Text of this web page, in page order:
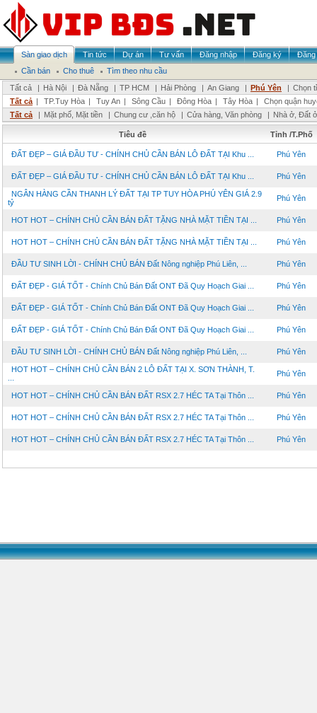
Sàn giao dịch Tin tức Dự án Tư vấn Đăng nhập Đăng ký
Đăng
Cần bán
Cho thuê
Tìm theo nhu cầu
Tất cả
| Hà Nội | Đà Nẵng | TP HCM | Hải Phòng | An Giang | Phú Yên | Chọn
Tất cả | TP.Tuy Hòa | Tuy An | Sông Cầu | Đông Hòa | Tây Hòa |
Chọn quận
Tất cả
| Mặt phố, Mặt tiền | Chung cư ,căn hộ | Cửa hàng, Văn phòng | Nhà ở, Đất ở
Tiêu đề Tỉnh /T.Phố
ĐẤT ĐẸP – GIÁ ĐẦU TƯ - CHÍNH CHỦ CẦN BÁN LÔ ĐẤT TẠI Khu ... Phú Yên
ĐẤT ĐẸP – GIÁ ĐẦU TƯ - CHÍNH CHỦ CẦN BÁN LÔ ĐẤT TẠI Khu ... Phú Yên
NGÂN HÀNG CẦN THANH LÝ ĐẤT TẠI TP TUY HÒA PHÚ YÊN GIÁ 2.9
tỷ
Phú Yên
HOT HOT – CHÍNH CHỦ CẦN BÁN ĐẤT TẶNG NHÀ MẶT TIỀN TẠI ... Phú Yên
HOT HOT – CHÍNH CHỦ CẦN BÁN ĐẤT TẶNG NHÀ MẶT TIỀN TẠI ... Phú Yên
ĐẦU TƯ SINH LỜI - CHÍNH CHỦ BÁN Đất Nông nghiệp Phú Liên, ... Phú Yên
ĐẤT ĐẸP - GIÁ TỐT - Chính Chủ Bán Đất ONT Đã Quy Hoạch Giai ... Phú Yên
ĐẤT ĐẸP - GIÁ TỐT - Chính Chủ Bán Đất ONT Đã Quy Hoạch Giai ... Phú Yên
ĐẤT ĐẸP - GIÁ TỐT - Chính Chủ Bán Đất ONT Đã Quy Hoạch Giai ... Phú Yên
ĐẦU TƯ SINH LỜI - CHÍNH CHỦ BÁN Đất Nông nghiệp Phú Liên, ... Phú Yên
HOT HOT – CHÍNH CHỦ CẦN BÁN 2 LÔ ĐẤT TẠI X. SƠN THÀNH, T.
Phú Yên
HOT HOT – CHÍNH CHỦ CẦN BÁN ĐẤT RSX 2.7 HÉC TA Tại Thôn ... Phú Yên
HOT HOT – CHÍNH CHỦ CẦN BÁN ĐẤT RSX 2.7 HÉC TA Tại Thôn ... Phú Yên
HOT HOT – CHÍNH CHỦ CẦN BÁN ĐẤT RSX 2.7 HÉC TA Tại Thôn ... Phú Yên